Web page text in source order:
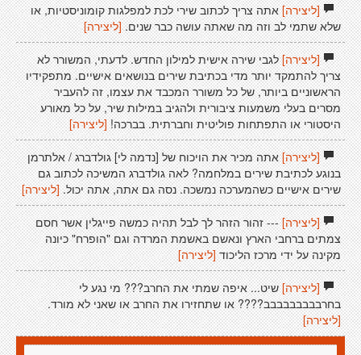
[ליצירה]אתה צריך לכתוב שירי לכת למפלגות קומוניסטיות, או
שלא שתמי לב וזה מה שאתה עושה כבר שנים. [ליצירה]
[ליצירה]לגבי שירה אישית למילון החדש. לדעתי, המשורר לא
צריך להתמקד יותר מדי בכתיבת שירים בנושאים אישיים. מתפקידיו
הראשוניים ביותר, של כל משורר המכבד את עצמו, זה להעביר
מסרים בעלי משמעות ציבורית ולהגיב במילות שיר, על כל מאורע
היסטורי או התפתחות פוליטית וחברתית. בברכה! [ליצירה]
[ליצירה]אתה מכיר את הויכוח של [נדמה לי] גולדברג / אלתרמן
בנוגע לכתיבת שירים במלחמה? לאה גולדברג המשיכה לכתוב גם
שירים אישיים כשהמערכה נמשכה. נסה גם אתה, אתה יכול. [ליצירה]
[ליצירה]--- זהור הזהר לך לבל תהיה כמשה פייגלין אשר חסם
צמתים ברחבי הארץ ונאשם באשמת המרדה וגם "הופרח" כיונה
מקינה על ידי מרכז הליכוד [ליצירה]
[ליצירה]שיט... איפה שמתי את החרב??? מי נגע לי
בחרבבבבבבבבב???? או שתחזירו את החרב או שאני לא מורד.
[ליצירה]